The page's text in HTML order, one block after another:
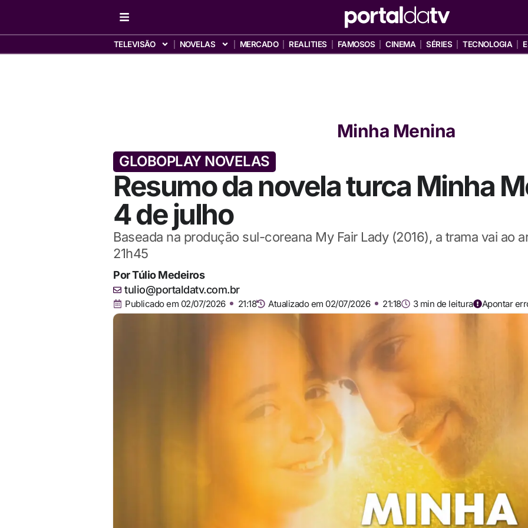
TELEVISÃO NOVELAS MERCADO REALITIES FAMOSOS CINEMA SÉRIES TECNOLOGIA
Minha Menina
GLOBOPLAY NOVELAS
Resumo da novela turca Minha
4 de julho
Baseada na produção sul-coreana My Fair Lady (2016), a trama vai ao
21h45
PorTúlio Medeiros
tulio@portaldatv.com.br
Publicado em 02/07/2026 21:18 Atualizado em 02/07/2026 21:18 3 min de leitura Apontar